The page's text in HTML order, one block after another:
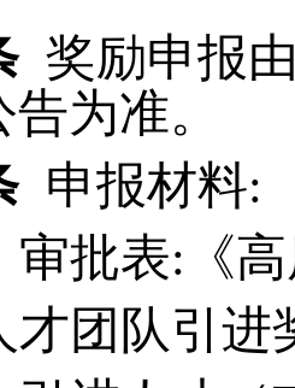
奖励申报
为准。
申报材料:
审批表:《
才团队引进